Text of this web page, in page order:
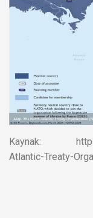
Kaynak: https://
Atlantic-Treaty-